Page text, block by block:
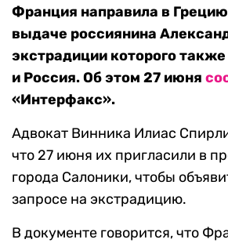
Франция направила в
выдаче россиянина
экстрадиции которого
и Россия. Об этом 27 июня
«Интерфакс».
Адвокат Винника Илиас
что 27 июня их пригласили в
города Салоники, чтобы
запросе на экстрадицию.
В документе говорится, что